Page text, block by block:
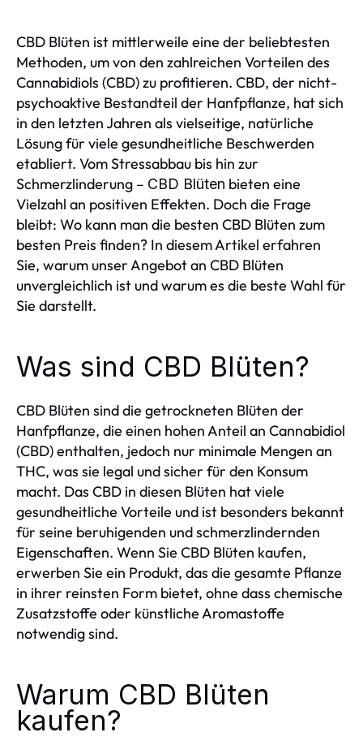
CBD Blüten ist mittlerweile eine der beliebtesten
Methoden, um von den zahlreichen Vorteilen des
Cannabidiols (CBD) zu profitieren. CBD, der nicht-
psychoaktive Bestandteil der Hanfpflanze, hat sich
in den letzten Jahren als vielseitige, natürliche
Lösung für viele gesundheitliche Beschwerden
etabliert. Vom Stressabbau bis hin zur
Schmerzlinderung – CBD Blüten bieten eine
Vielzahl an positiven Effekten. Doch die Frage
bleibt: Wo kann man die besten CBD Blüten zum
besten Preis finden? In diesem Artikel erfahren
Sie, warum unser Angebot an CBD Blüten
unvergleichlich ist und warum es die beste Wahl für
Sie darstellt.
Was sind CBD Blüten?
CBD Blüten sind die getrockneten Blüten der
Hanfpflanze, die einen hohen Anteil an Cannabidiol
(CBD) enthalten, jedoch nur minimale Mengen an
THC, was sie legal und sicher für den Konsum
macht. Das CBD in diesen Blüten hat viele
gesundheitliche Vorteile und ist besonders bekannt
für seine beruhigenden und schmerzlindernden
Eigenschaften. Wenn Sie CBD Blüten kaufen,
erwerben Sie ein Produkt, das die gesamte Pflanze
in ihrer reinsten Form bietet, ohne dass chemische
Zusatzstoffe oder künstliche Aromastoffe
notwendig sind.
Warum CBD Blüten
kaufen?